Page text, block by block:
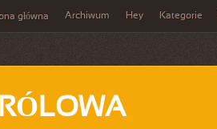
główna Archiwum Hey Kategorie